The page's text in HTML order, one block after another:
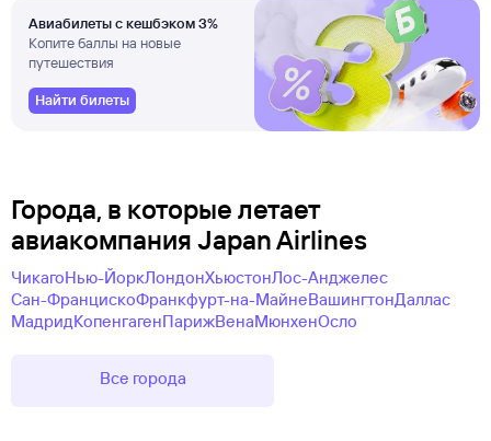
Авиабилеты с кешбэком 3%
Копите баллы на новые
путешествия
Найти билеты
Города, в которые летает
авиакомпания Japan Airlines
ЧикагоНью-ЙоркЛондонХьюстонЛос-Анджелес
Сан-ФранцискоФранкфурт-на-МайнеВашингтонДаллас
МадридКопенгагенПарижВенаМюнхенОсло
Все города